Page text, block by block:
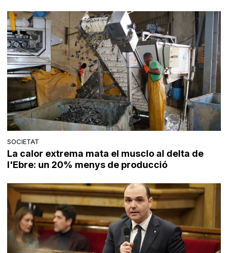
SOCIETAT
La calor extrema mata el musclo al delta de
l'Ebre: un 20% menys de producció